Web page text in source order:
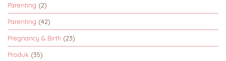
Parenting (2)
Parenting (42)
Pregnancy & Birth (23)
Produk (35)